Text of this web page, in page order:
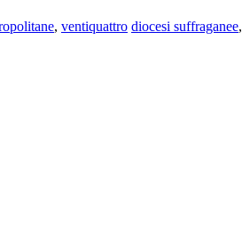
, ventiquattro diocesi suffraganee,